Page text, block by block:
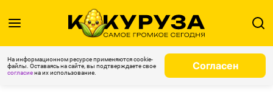
На информационном ресурсе применяются cookie-
файлы. Оставаясь на сайте, вы подтверждаете свое
согласиена их использование.
Согласен